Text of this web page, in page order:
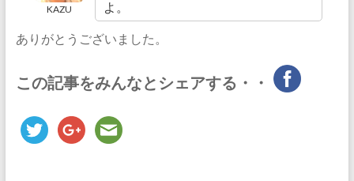
KAZU よ。
ありがとうございました。
この記事をみんなとシェアする・・